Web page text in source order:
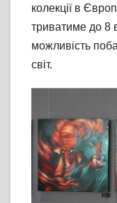
колекції в
триватиме до 8
можливість
світ.